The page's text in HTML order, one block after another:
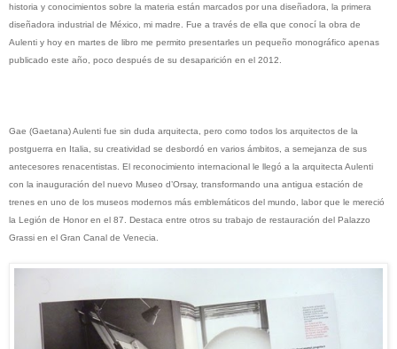
historia y conocimientos sobre la materia están marcados por una diseñadora, la primera
diseñadora industrial de México, mi madre. Fue a través de ella que conocí la obra de
Aulenti y hoy en martes de libro me permito presentarles un pequeño monográfico apenas
publicado este año, poco después de su desaparición en el 2012.
Gae (Gaetana) Aulenti fue sin duda arquitecta, pero como todos los arquitectos de la
postguerra en Italia, su creatividad se desbordó en varios ámbitos, a semejanza de sus
antecesores renacentistas. El reconocimiento internacional le llegó a la arquitecta Aulenti
con la inauguración del nuevo Museo d’Orsay, transformando una antigua estación de
trenes en uno de los museos modernos más emblemáticos del mundo, labor que le mereció
la Legión de Honor en el 87. Destaca entre otros su trabajo de restauración del Palazzo
Grassi en el Gran Canal de Venecia.